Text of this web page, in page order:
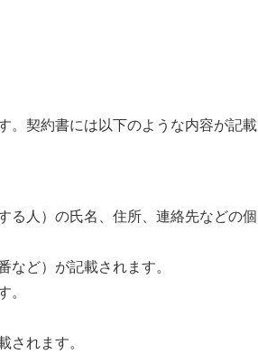
。契約書には以下のような内容が記載
る人）の氏名、住所、連絡先などの個
ど）が記載されます。
れます。